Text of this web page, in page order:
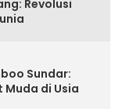
Revolusi
Sundar:
Muda di Usia